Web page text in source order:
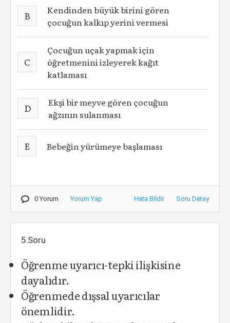
B
Kendinden büyük birini gören
çocuğun kalkıp yerini vermesi
C
Çocuğun uçak yapmak için
öğretmenini izleyerek kağıt
katlaması
D
Ekşi bir meyve gören çocuğun
ağzının sulanması
E Bebeğin yürümeye başlaması
0 Yorum Yorum Yap Hata Bildir Soru Detay
5.Soru
Öğrenme uyarıcı-tepki ilişkisine
dayalıdır.
Öğrenmede dışsal uyarıcılar
önemlidir.